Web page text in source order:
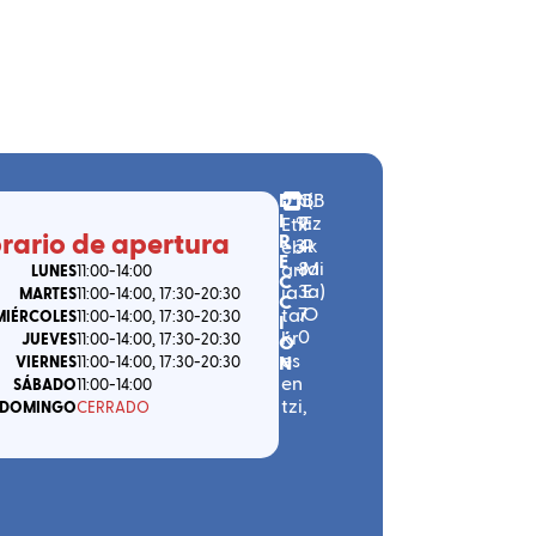
de apertura
LUNES11:00-14:00
MARTES11:00-14:00, 17:30-20:30
11:00-14:00, 17:30-20:30
JUEVES11:00-14:00, 17:30-20:30
VIERNES11:00-14:00, 17:30-20:30
SÁBADO11:00-14:00
DOMINGOCERRADO
D
I
R
E
C
C
I
Ó
N
Etx
eb
arr
ia
tar
kr
es
en
tzi,
n
º
3
-
C.
P.
4
8
3
7
0
B
E
R
M
E
O
(B
iz
k
ai
a)